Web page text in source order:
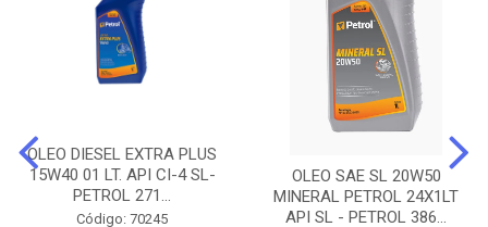
OLEO DIESEL EXTRA PLUS
15W40 01 LT. API CI-4 SL-
PETROL 271...
Código: 70245
OLEO SAE SL 20W50
MINERAL PETROL 24X1LT
API SL - PETROL 386...